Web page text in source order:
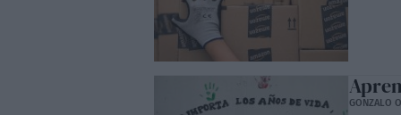
GONZALO